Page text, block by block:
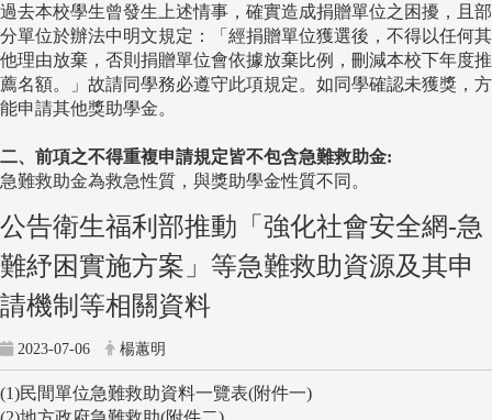
過去本校學生曾發生上述情事，確實造成捐贈單位之困擾，且部
分單位於辦法中明文規定：「經捐贈單位獲選後，不得以任何其
他理由放棄，否則捐贈單位會依據放棄比例，刪減本校下年度推
薦名額。」故請同學務必遵守此項規定。如同學確認未獲獎，方
能申請其他獎助學金。
二、前項之不得重複申請規定皆不包含急難救助金:
急難救助金為救急性質，與獎助學金性質不同。
公告衛生福利部推動「強化社會安全網-急
難紓困實施方案」等急難救助資源及其申
請機制等相關資料
2023-07-06 楊蕙明
(1)民間單位急難救助資料一覽表(附件一)